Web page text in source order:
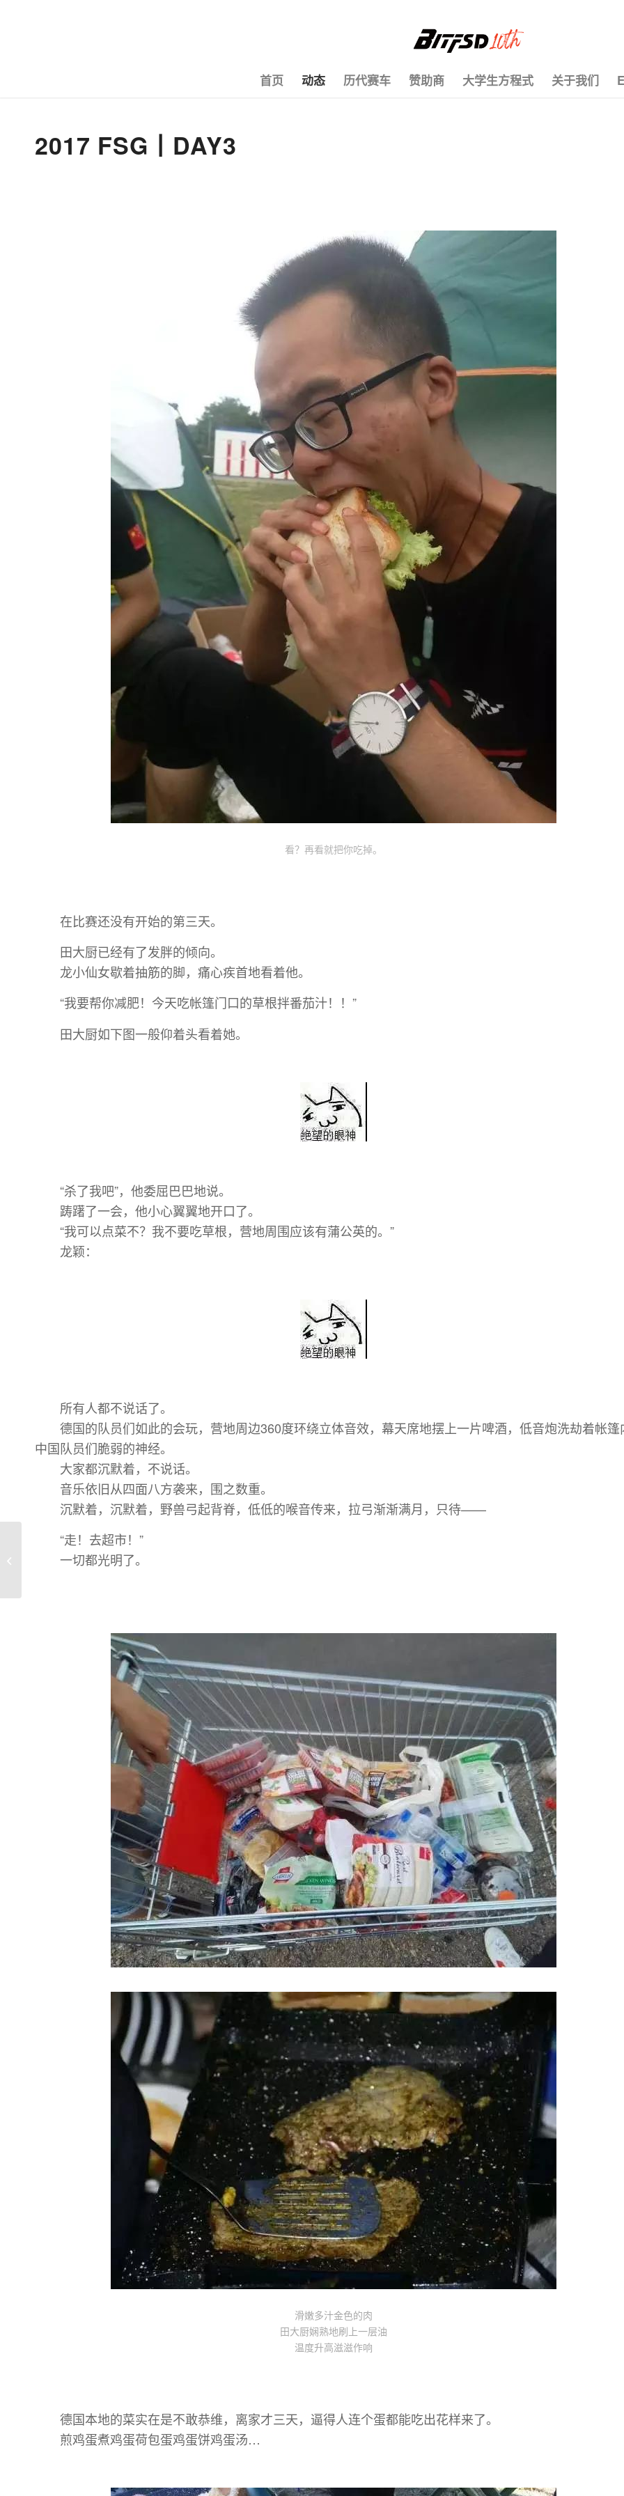
首页 动态 历代赛车 赞助商 大学生方程式 关于我们
2017 FSG丨DAY3
看？再看就把你吃掉。
在比赛还没有开始的第三天。
田大厨已经有了发胖的倾向。
龙小仙女歇着抽筋的脚，痛心疾首地看着他。
“我要帮你减肥！今天吃帐篷门口的草根拌番茄汁！！”
田大厨如下图一般仰着头看着她。
“杀了我吧”，他委屈巴巴地说。
踌躇了一会，他小心翼翼地开口了。
“我可以点菜不？我不要吃草根，营地周围应该有蒲公英的。”
龙颖：
所有人都不说话了。
德国的队员们如此的会玩，营地周边360度环绕立体音效，幕天席地摆上一片啤酒，低音炮洗劫着帐篷
中国队员们脆弱的神经。
大家都沉默着，不说话。
音乐依旧从四面八方袭来，围之数重。
沉默着，沉默着，野兽弓起背脊，低低的喉音传来，拉弓渐渐满月，只待——
“走！去超市！”
一切都光明了。
滑嫩多汁金色的肉
田大厨娴熟地刷上一层油
温度升高滋滋作响
德国本地的菜实在是不敢恭维，离家才三天，逼得人连个蛋都能吃出花样来了。
煎鸡蛋煮鸡蛋荷包蛋鸡蛋饼鸡蛋汤…
2017 FSG丨Day2